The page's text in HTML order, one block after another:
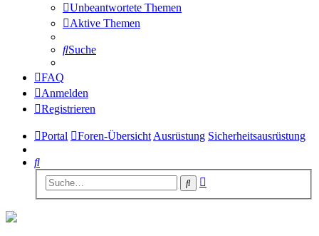
Unbeantwortete Themen
Aktive Themen
Suche
FAQ
Anmelden
Registrieren
Portal Foren-Übersicht Ausrüstung Sicherheitsausrüstung
Suche
Suche